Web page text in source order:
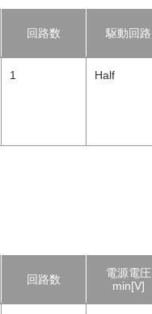
回路数 駆動回路
1 Half
回路数
電源電圧
min[V]